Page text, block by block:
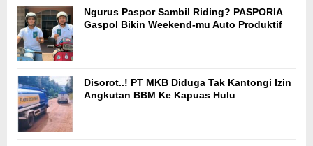
Ngurus Paspor Sambil Riding? PASPORIA
Gaspol Bikin Weekend-mu Auto Produktif
Disorot..! PT MKB Diduga Tak Kantongi Izin
Angkutan BBM Ke Kapuas Hulu